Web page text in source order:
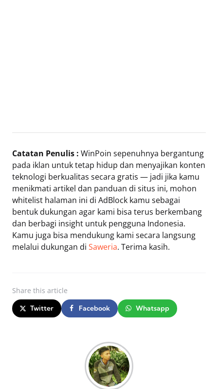
Catatan Penulis : WinPoin sepenuhnya bergantung
pada iklan untuk tetap hidup dan menyajikan konten
teknologi berkualitas secara gratis — jadi jika kamu
menikmati artikel dan panduan di situs ini, mohon
whitelist halaman ini di AdBlock kamu sebagai
bentuk dukungan agar kami bisa terus berkembang
dan berbagi insight untuk pengguna Indonesia.
Kamu juga bisa mendukung kami secara langsung
melalui dukungan di Saweria. Terima kasih.
Share this article
Twitter Facebook Whatsapp